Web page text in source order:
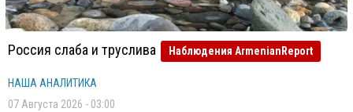
Россия слаба и труслива Наблюдения ArmenianReport
НАША АНАЛИТИКА
07 Августа 2026 - 03:00